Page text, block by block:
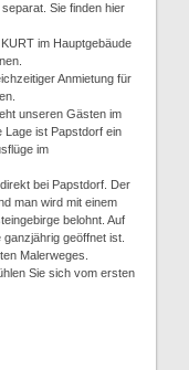
Sie finden hier
im Hauptgebäude
Anmietung für
unseren Gästen im
Lage ist Papstdorf ein
im
bei Papstdorf. Der
man wird mit einem
belohnt. Auf
geöffnet ist.
Malerweges.
Sie sich vom ersten